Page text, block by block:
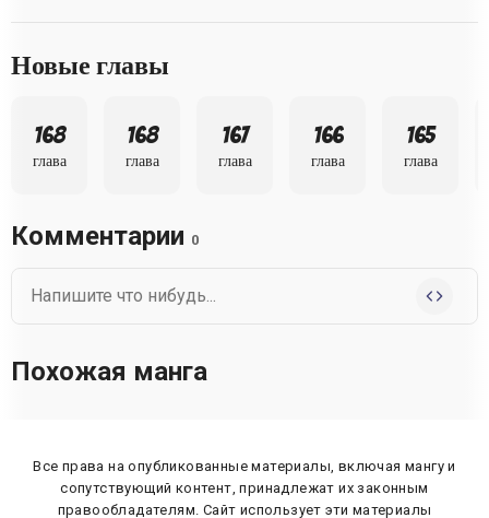
Новые главы
168
глава
168
глава
167
глава
166
глава
165
глава
Комментарии 0
Похожая манга
Все права на опубликованные материалы, включая мангу и
сопутствующий контент, принадлежат их законным
правообладателям. Сайт использует эти материалы